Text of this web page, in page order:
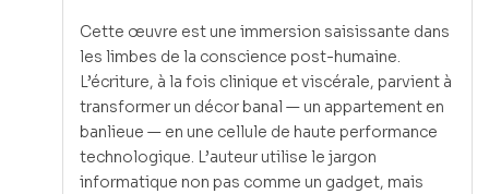
Cette œuvre est une immersion saisissante dans
les limbes de la conscience post-humaine.
L’écriture, à la fois clinique et viscérale, parvient à
transformer un décor banal — un appartement en
banlieue — en une cellule de haute performance
technologique. L’auteur utilise le jargon
informatique non pas comme un gadget, mais